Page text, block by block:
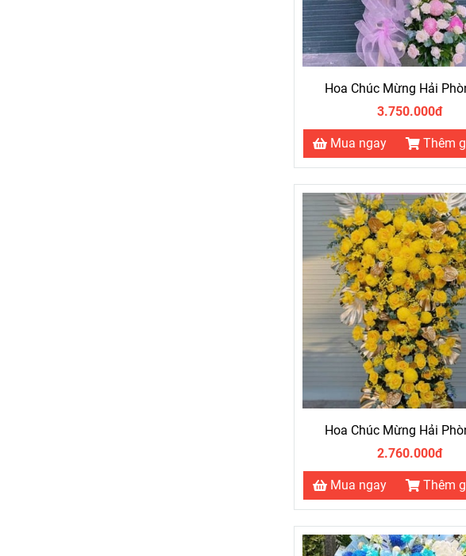
Hoa Chúc Mừng Hải
3.750.000đ
Mua ngay Thêm
Hoa Chúc Mừng Hải
2.760.000đ
Mua ngay Thêm